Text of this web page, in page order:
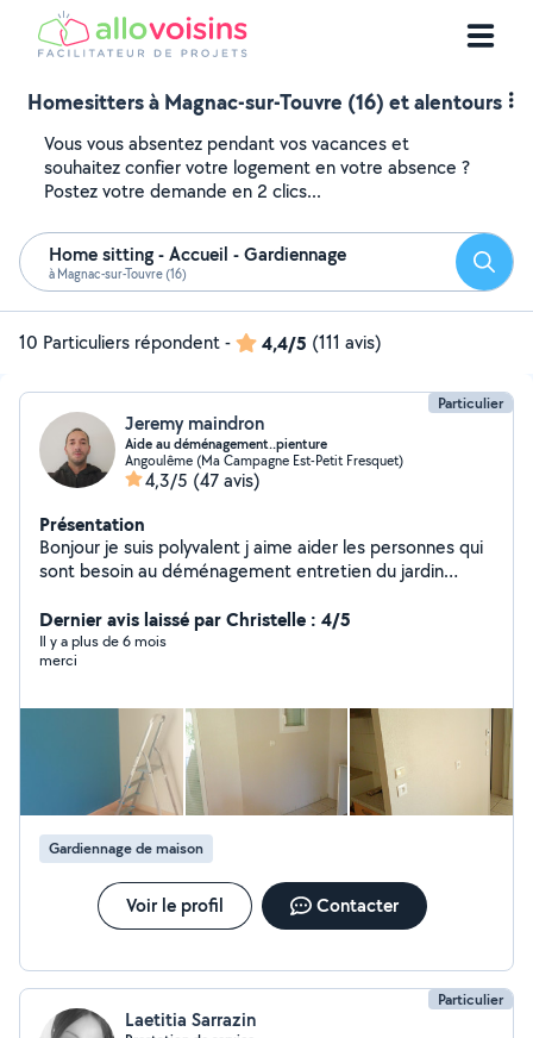
Homesitters à Magnac-sur-Touvre (16) et alentours
Vous vous absentez pendant vos vacances et
souhaitez confier votre logement en votre absence ?
Postez votre demande en 2 clics...
Home sitting - Accueil - Gardiennage
à Magnac-sur-Touvre (16)
10 Particuliers répondent- 4,4/5 (111 avis)
Particulier
Jeremy maindron
Aide au déménagement..pienture
Angoulême (Ma Campagne Est-Petit Fresquet)
4,3/5 (47 avis)
Présentation
Bonjour je suis polyvalent j aime aider les personnes qui
sont besoin au déménagement entretien du jardin
Dernier avis laissé par Christelle : 4/5
Il y a plus de 6 mois
merci
Gardiennage de maison
Voir le profil Contacter
Particulier
Laetitia Sarrazin